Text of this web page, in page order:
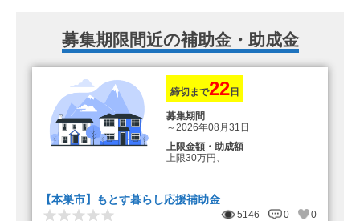
募集期限間近の補助金・助成金
締切まで22日
募集期間
～2026年08月31日
上限金額・助成額
上限30万円、
【本巣市】もとす暮らし応援補助金
5146 0
0